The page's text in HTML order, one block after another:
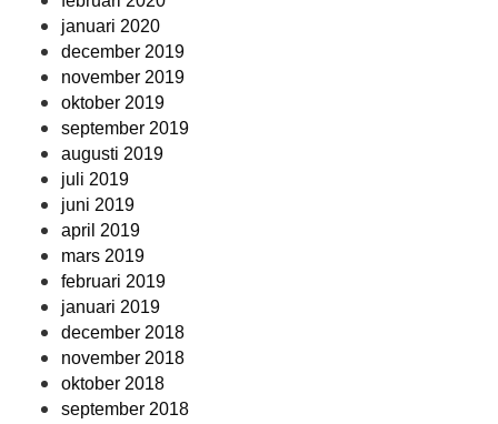
januari 2020
december 2019
november 2019
oktober 2019
september 2019
augusti 2019
juli 2019
juni 2019
april 2019
mars 2019
februari 2019
januari 2019
december 2018
november 2018
oktober 2018
september 2018